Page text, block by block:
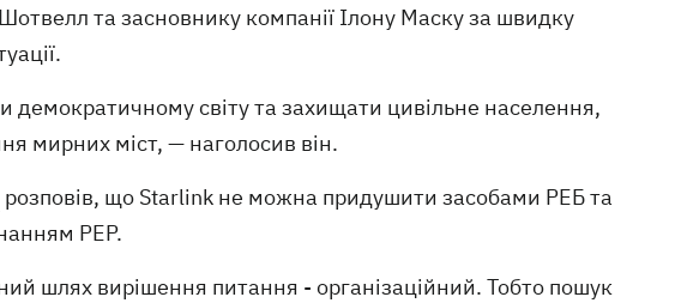
та засновнику компанії Ілону Маску за швидку
демократичному світу та захищати цивільне населення,
мирних міст, — наголосив він.
розповів, що Starlink не можна придушити засобами РЕБ та
РЕР.
шлях вирішення питання - організаційний. Тобто пошук